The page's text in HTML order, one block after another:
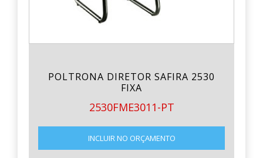
POLTRONA DIRETOR SAFIRA 2530
FIXA
2530FME3011-PT
INCLUIR NO ORÇAMENTO